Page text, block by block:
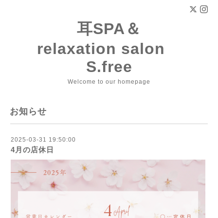
耳SPA＆
relaxation salon
S.free
Welcome to our homepage
お知らせ
2025-03-31 19:50:00
4月の店休日